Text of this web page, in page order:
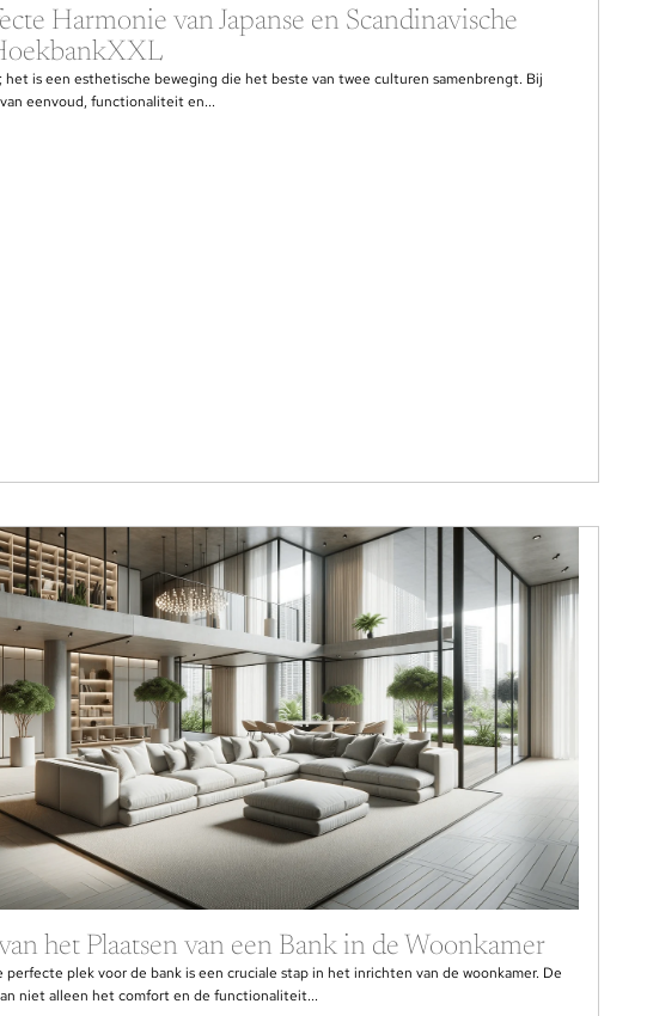
Harmonie van Japanse en Scandinavische
is een esthetische beweging die het beste van twee culturen samenbrengt. Bij
eenvoud, functionaliteit en...
het Plaatsen van een Bank in de Woonkamer
perfecte plek voor de bank is een cruciale stap in het inrichten van de woonkamer. De
niet alleen het comfort en de functionaliteit...